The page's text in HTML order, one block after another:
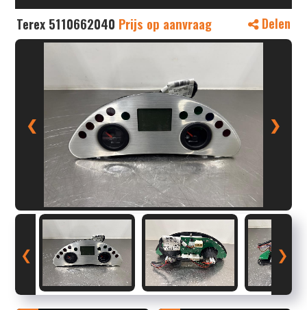
Terex 5110662040 Prijs op aanvraag Delen
❮ ❯
❮ ❯